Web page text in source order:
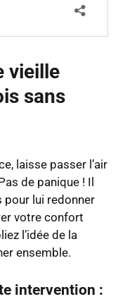
vieille
sans
laisse passer l’air
de panique ! Il
lui redonner
votre confort
l’idée de la
ensemble.
intervention :